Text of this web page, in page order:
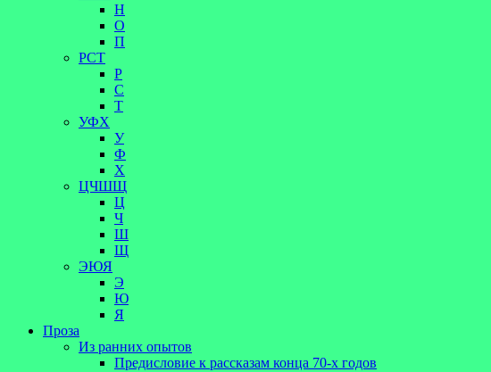
Н
О
П
РСТ
Р
С
Т
УФХ
У
Ф
Х
ЦЧШЩ
Ц
Ч
Ш
Щ
ЭЮЯ
Э
Ю
Я
Проза
Из ранних опытов
Предисловие к рассказам конца 70-х годов